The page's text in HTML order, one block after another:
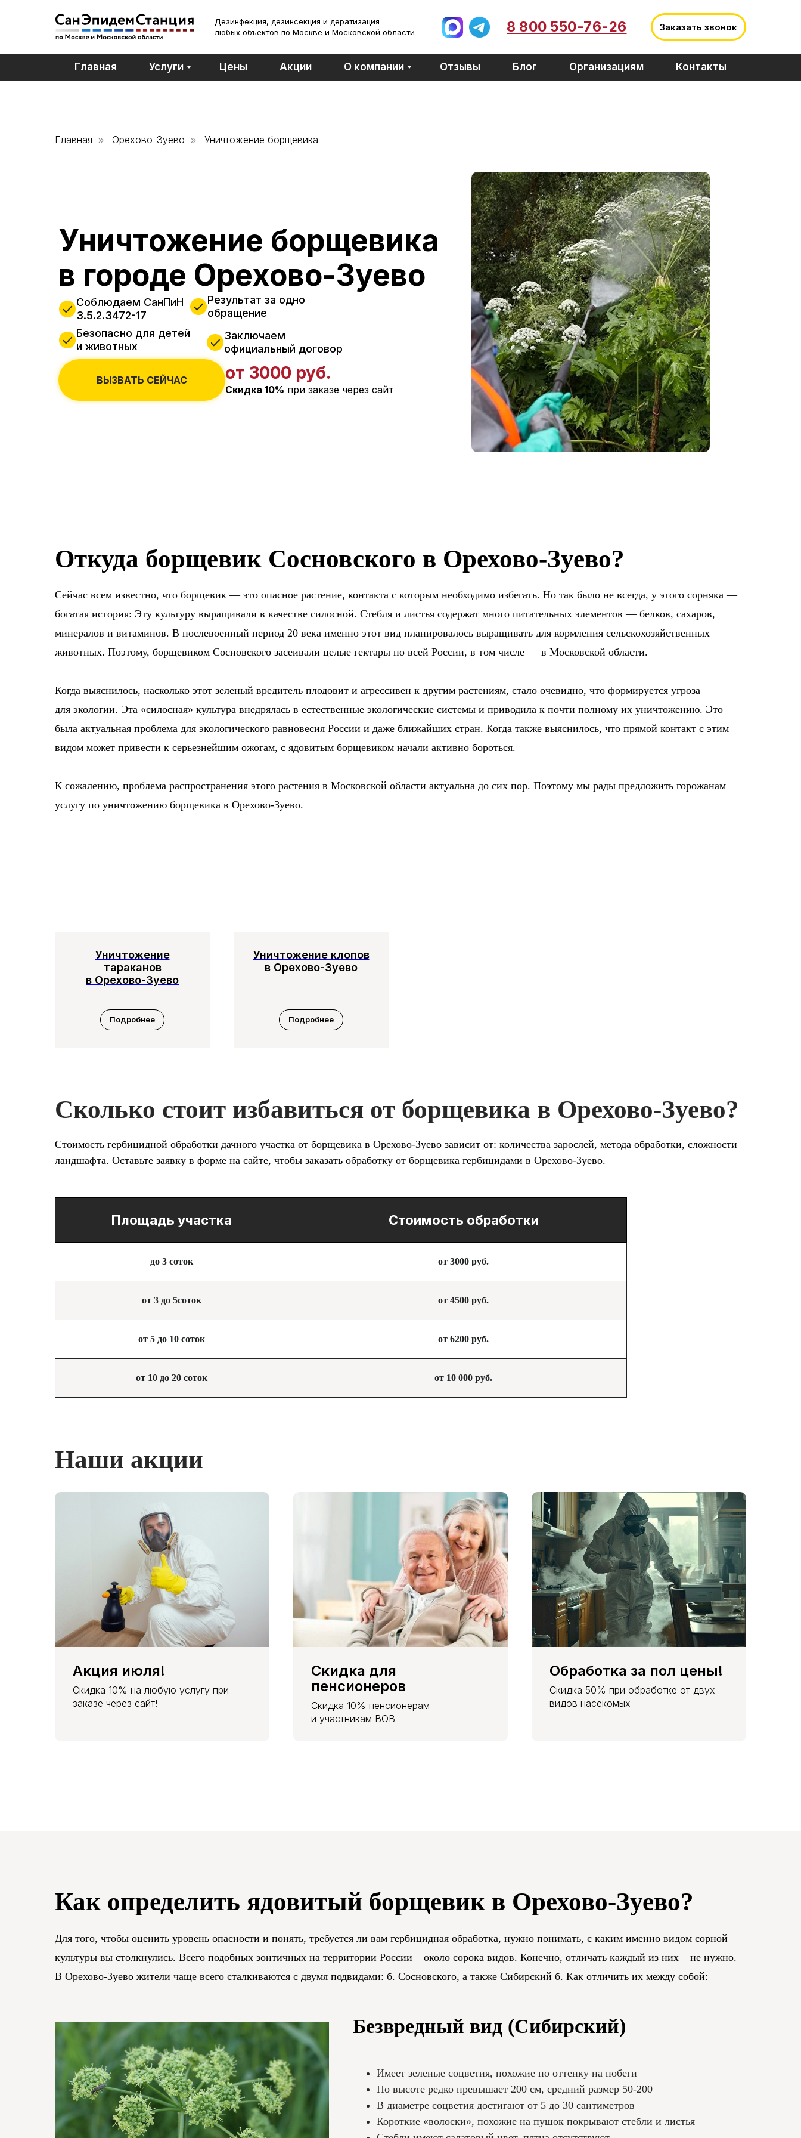
Заказать звонок
8 800 550-76-26
Дезинфекция, дезинсекция и дератизация
любых объектов по Москве и Московской области
Главная Услуги Цены Акции О компании Отзывы Блог Организациям Контакты
Главная » Орехово-Зуево » Уничтожение борщевика
Уничтожение борщевика
в городе Орехово-Зуево
Соблюдаем СанПиН
3.5.2.3472-17
Результат за одно
обращение
Безопасно для детей
и животных
Заключаем
официальный договор
ВЫЗВАТЬ СЕЙЧАС от 3000 руб.
Скидка 10% при заказе через сайт
Откуда борщевик Сосновского в Орехово-Зуево?
Сейчас всем известно, что борщевик — это опасное растение, контакта с которым необходимо избегать. Но так было не всегда, у этого сорняка —
богатая история: Эту культуру выращивали в качестве силосной. Стебля и листья содержат много питательных элементов — белков, сахаров,
минералов и витаминов. В послевоенный период 20 века именно этот вид планировалось выращивать для кормления сельскохозяйственных
животных. Поэтому, борщевиком Сосновского засеивали целые гектары по всей России, в том числе — в Московской области.
Когда выяснилось, насколько этот зеленый вредитель плодовит и агрессивен к другим растениям, стало очевидно, что формируется угроза
для экологии. Эта «силосная» культура внедрялась в естественные экологические системы и приводила к почти полному их уничтожению. Это
была актуальная проблема для экологического равновесия России и даже ближайших стран. Когда также выяснилось, что прямой контакт с этим
видом может привести к серьезнейшим ожогам, с ядовитым борщевиком начали активно бороться.
К сожалению, проблема распространения этого растения в Московской области актуальна до сих пор. Поэтому мы рады предложить горожанам
услугу по уничтожению борщевика в Орехово-Зуево.
Уничтожение
тараканов
в Орехово-Зуево
Подробнее
Уничтожение клопов
в Орехово-Зуево
Подробнее
Сколько стоит избавиться от борщевика в Орехово-Зуево?
Стоимость гербицидной обработки дачного участка от борщевика в Орехово-Зуево зависит от: количества зарослей, метода обработки, сложности
ландшафта. Оставьте заявку в форме на сайте, чтобы заказать обработку от борщевика гербицидами в Орехово-Зуево.
Площадь участка Стоимость обработки
до 3 соток от 3000 руб.
от 3 до 5соток от 4500 руб.
от 5 до 10 соток от 6200 руб.
от 10 до 20 соток от 10 000 руб.
Наши акции
Акция июля!
Скидка 10% на любую услугу при
заказе через сайт!
Скидка для
пенсионеров
Скидка 10% пенсионерам
и участникам ВОВ
Обработка за пол цены!
Скидка 50% при обработке от двух
видов насекомых
Как определить ядовитый борщевик в Орехово-Зуево?
Для того, чтобы оценить уровень опасности и понять, требуется ли вам гербицидная обработка, нужно понимать, с каким именно видом сорной
культуры вы столкнулись. Всего подобных зонтичных на территории России – около сорока видов. Конечно, отличать каждый из них – не нужно.
В Орехово-Зуево жители чаще всего сталкиваются с двумя подвидами: б. Сосновского, а также Сибирский б. Как отличить их между собой:
Безвредный вид (Сибирский)
Имеет зеленые соцветия, похожие по оттенку на побеги
По высоте редко превышает 200 см, средний размер 50-200
В диаметре соцветия достигают от 5 до 30 сантиметров
Короткие «волоски», похожие на пушок покрывают стебли и листья